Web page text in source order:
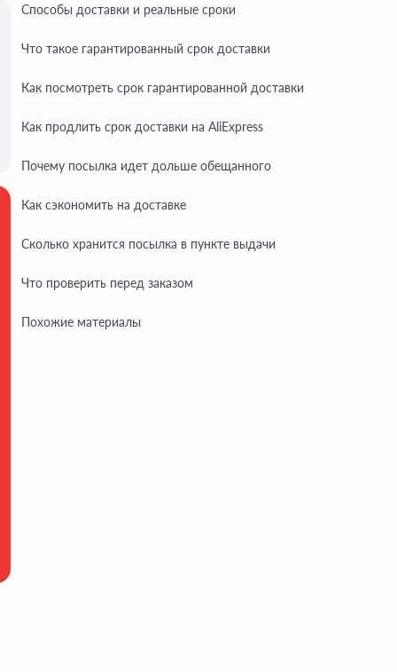
Способы доставки и реальные сроки
Что такое гарантированный срок доставки
Как посмотреть срок гарантированной доставки
Как продлить срок доставки на AliExpress
Почему посылка идет дольше обещанного
Как сэкономить на доставке
Сколько хранится посылка в пункте выдачи
Что проверить перед заказом
Похожие материалы